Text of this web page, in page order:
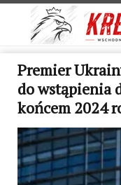
Premier
do wstąpienia
końcem 2024